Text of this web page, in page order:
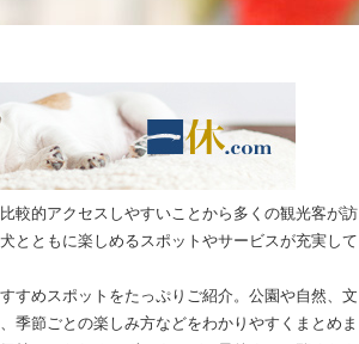
較的アクセスしやすいことから多くの観光客が訪
とともに楽しめるスポットやサービスが充実して
すめスポットをたっぷりご紹介。公園や自然、文
季節ごとの楽しみ方などをわかりやすくまとめま